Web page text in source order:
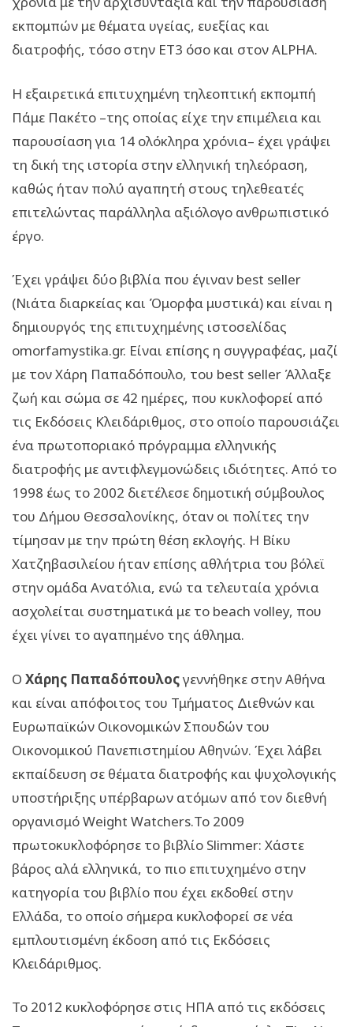
εκπομπών με θέματα υγείας, ευεξίας και
διατροφής, τόσο στην ΕΤ3 όσο και στον ALPHA.
Η εξαιρετικά επιτυχημένη τηλεοπτική εκπομπή
Πάμε Πακέτο –της οποίας είχε την επιμέλεια και
παρουσίαση για 14 ολόκληρα χρόνια– έχει γράψει
τη δική της ιστορία στην ελληνική τηλεόραση,
καθώς ήταν πολύ αγαπητή στους τηλεθεατές
επιτελώντας παράλληλα αξιόλογο ανθρωπιστικό
έργο.
Έχει γράψει δύο βιβλία που έγιναν best seller
(Νιάτα διαρκείας και Όμορφα μυστικά) και είναι η
δημιουργός της επιτυχημένης ιστοσελίδας
omorfamystika.gr. Είναι επίσης η συγγραφέας, μαζί
με τον Χάρη Παπαδόπουλο, του best seller Άλλαξε
ζωή και σώμα σε 42 ημέρες, που κυκλοφορεί από
τις Εκδόσεις Κλειδάριθμος, στο οποίο παρουσιάζει
ένα πρωτοποριακό πρόγραμμα ελληνικής
διατροφής με αντιφλεγμονώδεις ιδιότητες. Από το
1998 έως το 2002 διετέλεσε δημοτική σύμβουλος
του Δήμου Θεσσαλονίκης, όταν οι πολίτες την
τίμησαν με την πρώτη θέση εκλογής. Η Βίκυ
Χατζηβασιλείου ήταν επίσης αθλήτρια του βόλεϊ
στην ομάδα Ανατόλια, ενώ τα τελευταία χρόνια
ασχολείται συστηματικά με το beach volley, που
έχει γίνει το αγαπημένο της άθλημα.
Ο Χάρης Παπαδόπουλοςγεννήθηκε στην Αθήνα
και είναι απόφοιτος του Τμήματος Διεθνών και
Ευρωπαϊκών Οικονομικών Σπουδών του
Οικονομικού Πανεπιστημίου Αθηνών. Έχει λάβει
εκπαίδευση σε θέματα διατροφής και ψυχολογικής
υποστήριξης υπέρβαρων ατόμων από τον διεθνή
οργανισμό Weight Watchers.Το 2009
πρωτοκυκλοφόρησε το βιβλίο Slimmer: Χάστε
βάρος αλά ελληνικά, το πιο επιτυχημένο στην
κατηγορία του βιβλίο που έχει εκδοθεί στην
Ελλάδα, το οποίο σήμερα κυκλοφορεί σε νέα
εμπλουτισμένη έκδοση από τις Εκδόσεις
Κλειδάριθμος.
Το 2012 κυκλοφόρησε στις ΗΠΑ από τις εκδόσεις